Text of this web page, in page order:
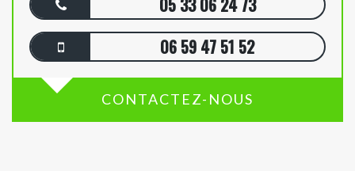
06 59 47 51 52
CONTACTEZ-NOUS